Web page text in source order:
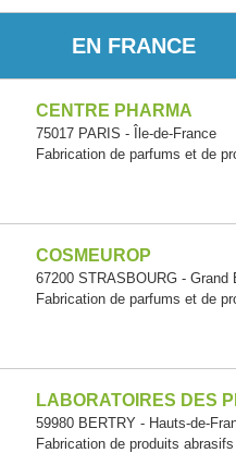
EN FRANCE
CENTRE PHARMA
75017 PARIS - Île-de-France
Fabrication de parfums et de
COSMEUROP
67200 STRASBOURG - Grand
Fabrication de parfums et de
LABORATOIRES DES
59980 BERTRY - Hauts-de-
Fabrication de produits abrasifs